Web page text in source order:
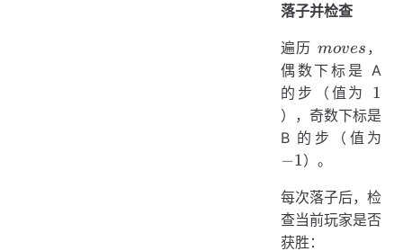
落子并检查
遍历 moves
moves ，
偶数下标是 A
的步（值为 1
1
），奇数下标是
B 的步（值为
−1）。
每次落子后，检
查当前玩家是否
获胜：